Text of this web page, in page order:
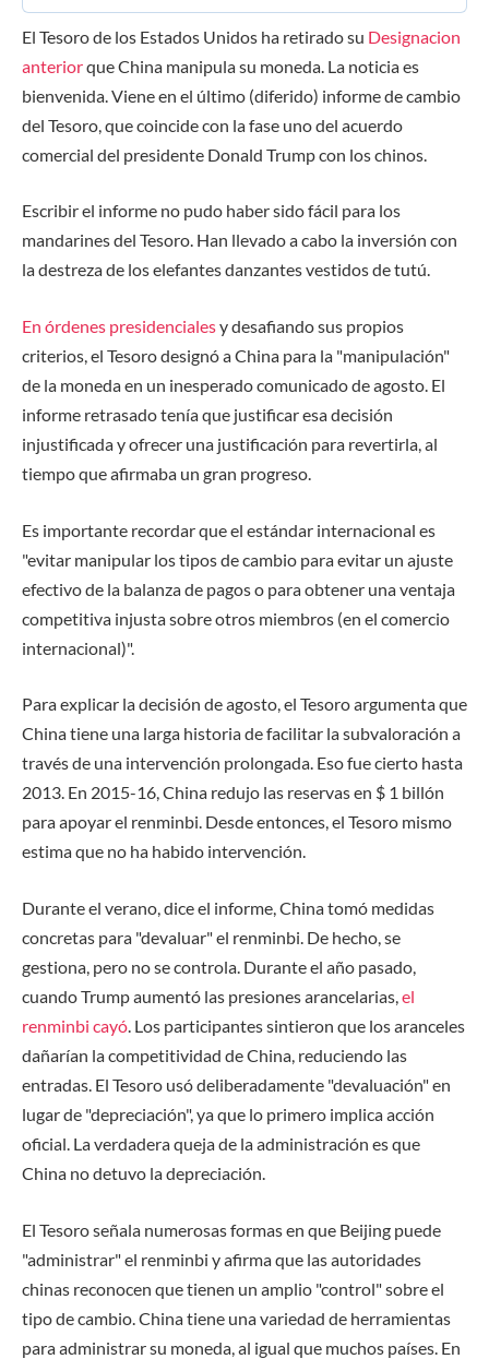
El Tesoro de los Estados Unidos ha retirado su Designacion
anteriorque China manipula su moneda. La noticia es
bienvenida. Viene en el último (diferido) informe de cambio
del Tesoro, que coincide con la fase uno del acuerdo
comercial del presidente Donald Trump con los chinos.
Escribir el informe no pudo haber sido fácil para los
mandarines del Tesoro. Han llevado a cabo la inversión con
la destreza de los elefantes danzantes vestidos de tutú.
En órdenes presidencialesy desafiando sus propios
criterios, el Tesoro designó a China para la "manipulación"
de la moneda en un inesperado comunicado de agosto. El
informe retrasado tenía que justificar esa decisión
injustificada y ofrecer una justificación para revertirla, al
tiempo que afirmaba un gran progreso.
Es importante recordar que el estándar internacional es
"evitar manipular los tipos de cambio para evitar un ajuste
efectivo de la balanza de pagos o para obtener una ventaja
competitiva injusta sobre otros miembros (en el comercio
internacional)".
Para explicar la decisión de agosto, el Tesoro argumenta que
China tiene una larga historia de facilitar la subvaloración a
través de una intervención prolongada. Eso fue cierto hasta
2013. En 2015-16, China redujo las reservas en $ 1 billón
para apoyar el renminbi. Desde entonces, el Tesoro mismo
estima que no ha habido intervención.
Durante el verano, dice el informe, China tomó medidas
concretas para "devaluar" el renminbi. De hecho, se
gestiona, pero no se controla. Durante el año pasado,
cuando Trump aumentó las presiones arancelarias,el
renminbi cayó. Los participantes sintieron que los aranceles
dañarían la competitividad de China, reduciendo las
entradas. El Tesoro usó deliberadamente "devaluación" en
lugar de "depreciación", ya que lo primero implica acción
oficial. La verdadera queja de la administración es que
China no detuvo la depreciación.
El Tesoro señala numerosas formas en que Beijing puede
"administrar" el renminbi y afirma que las autoridades
chinas reconocen que tienen un amplio "control" sobre el
tipo de cambio. China tiene una variedad de herramientas
para administrar su moneda, al igual que muchos países. En